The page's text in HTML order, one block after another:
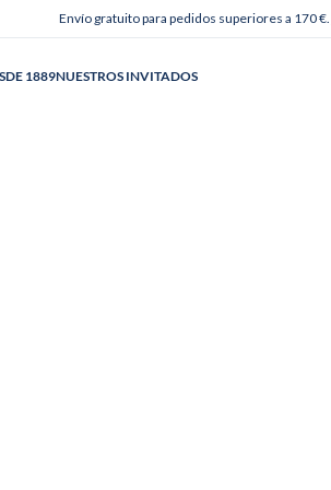
Envío gratuito para pedidos superiores a 170 €.
1889NUESTROS INVITADOS